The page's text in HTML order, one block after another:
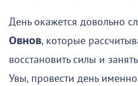
День окажется довольно
Овнов, которые
восстановить силы и
Увы, провести день